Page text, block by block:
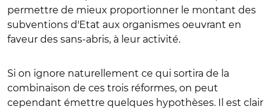
permettre de mieux proportionner le montant des
subventions d'Etat aux organismes oeuvrant en
faveur des sans-abris, à leur activité.
Si on ignore naturellement ce qui sortira de la
combinaison de ces trois réformes, on peut
cependant émettre quelques hypothèses. Il est clair